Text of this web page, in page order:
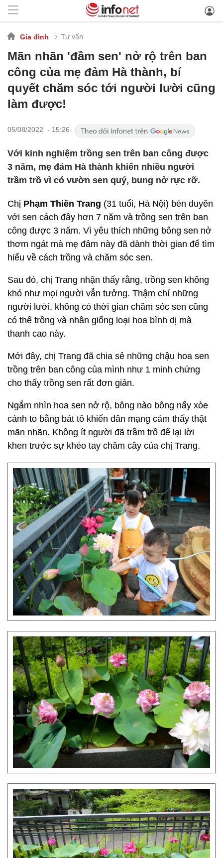
Gia đình Tư vấn
Mãn nhãn 'đầm sen' nở rộ trên ban
công của mẹ đảm Hà thành, bí
quyết chăm sóc tới người lười cũng
làm được!
05/08/2022 - 15:26
Với kinh nghiệm trồng sen trên ban công được
3 năm, mẹ đảm Hà thành khiến nhiều người
trầm trồ vì có vườn sen quý, bung nở rực rỡ.
Chị Phạm Thiên Trang (31 tuổi, Hà Nội) bén duyên
với sen cách đây hơn 7 năm và trồng sen trên ban
công được 3 năm. Vì yêu thích những bông sen nở
thơm ngát mà mẹ đảm này đã dành thời gian để tìm
hiểu về cách trồng và chăm sóc sen.
Sau đó, chị Trang nhận thấy rằng, trồng sen không
khó như mọi người vẫn tưởng. Thậm chí những
người lười, không có thời gian chăm sóc sen cũng
có thể trồng và nhân giống loại hoa bình dị mà
thanh cao này.
Mới đây, chị Trang đã chia sẻ những chậu hoa sen
trồng trên ban công của mình như 1 minh chứng
cho thấy trồng sen rất đơn giản.
Ngắm nhìn hoa sen nở rộ, bông nào bông nấy xòe
cánh to bằng bát tô khiến dân mạng cảm thấy thật
mãn nhãn. Không ít người đã trầm trồ để lại lời
khen trước sự khéo tay chăm cây của chị Trang.